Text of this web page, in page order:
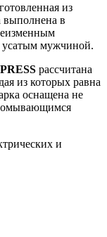
из
выполнена в
усатым мужчиной.
рассчитана
из которых равна
оснащена не
и